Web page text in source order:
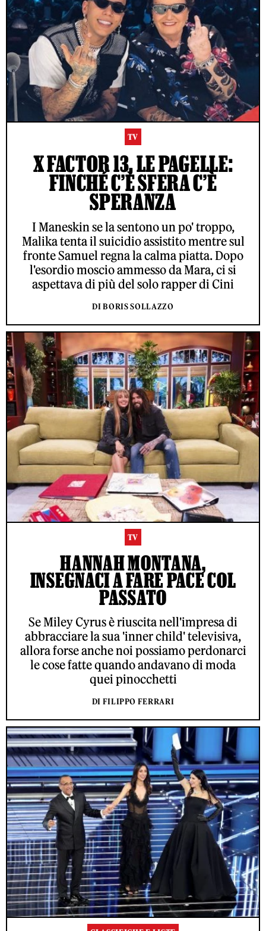
TV
X FACTOR 13, LE PAGELLE:
FINCHÉ C’È SFERA C’È
SPERANZA
I Maneskin se la sentono un po' troppo,
Malika tenta il suicidio assistito mentre sul
fronte Samuel regna la calma piatta. Dopo
l'esordio moscio ammesso da Mara, ci si
aspettava di più del solo rapper di Cini
DI BORIS SOLLAZZO
TV
HANNAH MONTANA,
INSEGNACI A FARE PACE COL
PASSATO
Se Miley Cyrus è riuscita nell'impresa di
abbracciare la sua 'inner child' televisiva,
allora forse anche noi possiamo perdonarci
le cose fatte quando andavano di moda
quei pinocchetti
DI FILIPPO FERRARI